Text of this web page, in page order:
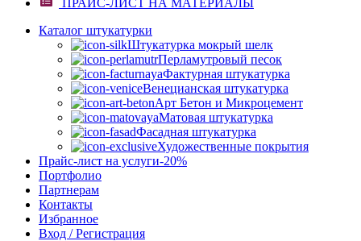
Каталог штукатурки
Штукатурка мокрый шелк
Перламутровый песок
Фактурная штукатурка
Венецианская штукатурка
Арт Бетон и Микроцемент
Матовая штукатурка
Фасадная штукатурка
Художественные покрытия
Прайс-лист на услуги-20%
Портфолио
Партнерам
Контакты
Избранное
Вход / Регистрация